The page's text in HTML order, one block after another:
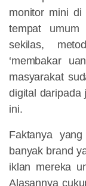
monitor mini
tempat
sekilas,
‘membakar
masyarakat
digital daripada
ini.
Faktanya
banyak brand
iklan mereka
Alasannya